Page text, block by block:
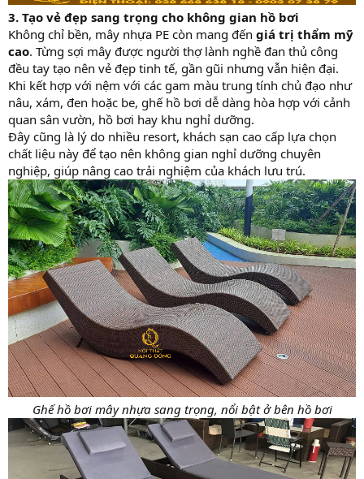
3. Tạo vẻ đẹp sang trọng cho không gian hồ bơi
Không chỉ bền, mây nhựa PE còn mang đến giá trị thẩm mỹ
cao. Từng sợi mây được người thợ lành nghề đan thủ công
đều tay tạo nên vẻ đẹp tinh tế, gần gũi nhưng vẫn hiện đại.
Khi kết hợp với nệm với các gam màu trung tính chủ đạo như
nâu, xám, đen hoặc be, ghế hồ bơi dễ dàng hòa hợp với cảnh
quan sân vườn, hồ bơi hay khu nghỉ dưỡng.
Đây cũng là lý do nhiều resort, khách sạn cao cấp lựa chọn
chất liệu này để tạo nên không gian nghỉ dưỡng chuyên
nghiệp, giúp nâng cao trải nghiệm của khách lưu trú.
Ghế hồ bơi mây nhựa sang trọng, nổi bật ở bên hồ bơi